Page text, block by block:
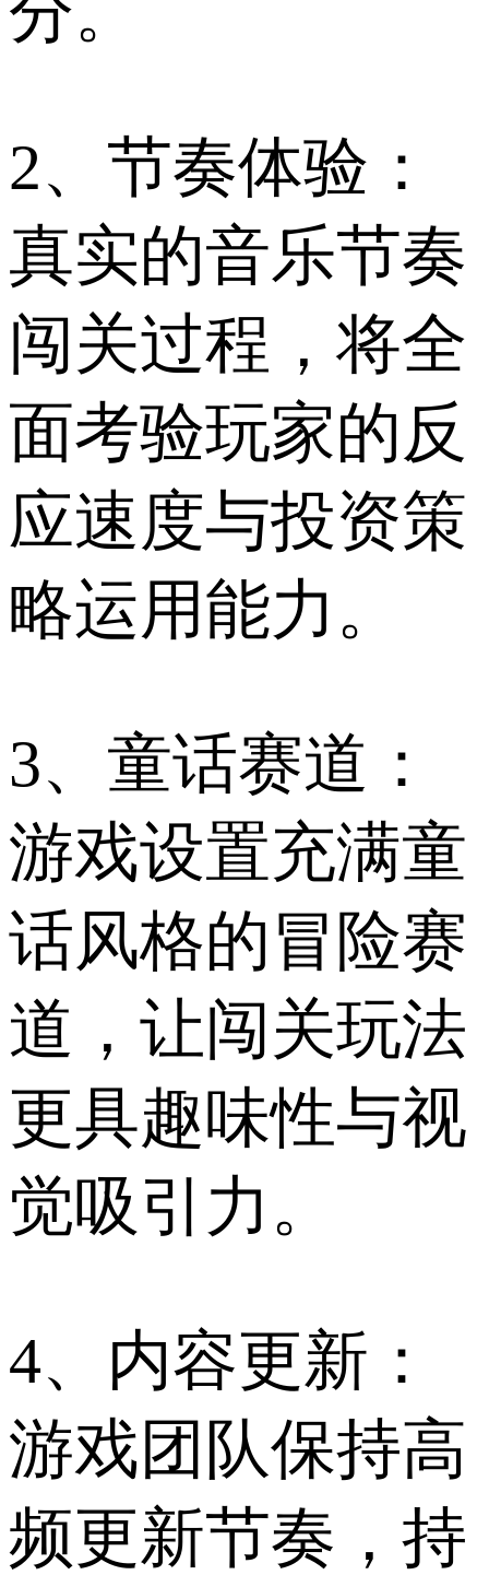
2、节奏体验：
真实的音乐节奏
闯关过程，将全
面考验玩家的反
应速度与投资策
略运用能力。
3、童话赛道：
游戏设置充满童
话风格的冒险赛
道，让闯关玩法
更具趣味性与视
觉吸引力。
4、内容更新：
游戏团队保持高
频更新节奏，持